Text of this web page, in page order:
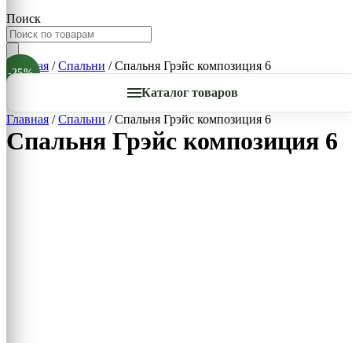
Поиск
Главная /Спальни / Спальня Грэйс композиция 6
Каталог товаров
Главная /Спальни / Спальня Грэйс композиция 6
Спальня Грэйс композиция 6
-25%